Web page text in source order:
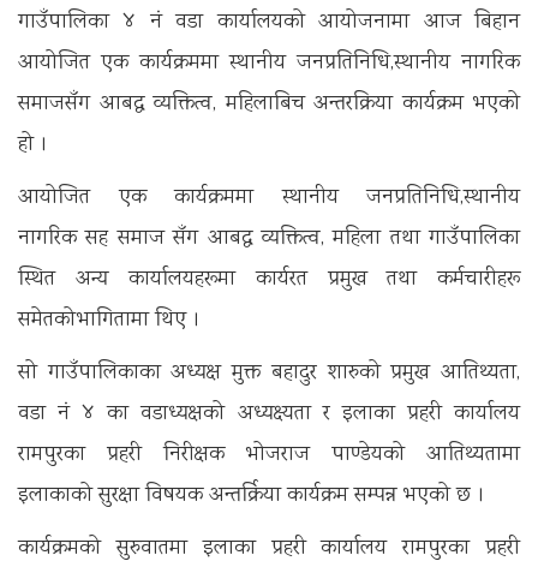
गाउँपालिका ४ नं वडा कार्यालयको आयोजनामा आज बिहान
आयोजित एक कार्यक्रममा स्थानीय जनप्रतिनिधि,स्थानीय नागरिक
समाजसँग आबद्ध व्यक्तित्व, महिलाबिच अन्तरक्रिया कार्यक्रम भएको
हो ।
आयोजित एक कार्यक्रममा स्थानीय जनप्रतिनिधि,स्थानीय
नागरिक सह समाज सँग आबद्ध व्यक्तित्व, महिला तथा गाउँपालिका
स्थित अन्य कार्यालयहरूमा कार्यरत प्रमुख तथा कर्मचारीहरू
समेतकोभागितामा थिए ।
सो गाउँपालिकाका अध्यक्ष मुक्त बहादुर शारुको प्रमुख आतिथ्यता,
वडा नं ४ का वडाध्यक्षको अध्यक्ष्यता र इलाका प्रहरी कार्यालय
रामपुरका प्रहरी निरीक्षक भोजराज पाण्डेयको आतिथ्यतामा
इलाकाको सुरक्षा विषयक अन्तर्क्रिया कार्यक्रम सम्पन्न भएको छ ।
कार्यक्रमको सुरुवातमा इलाका प्रहरी कार्यालय रामपुरका प्रहरी